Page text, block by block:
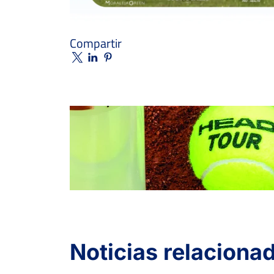
Compartir
Noticias